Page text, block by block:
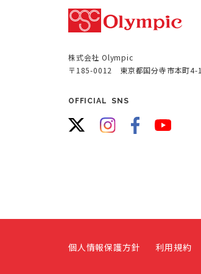
株式会社 Olympic
〒185-0012 東京都国分寺市本町4-
OFFICIAL SNS
個人情報保護方針 利用規約